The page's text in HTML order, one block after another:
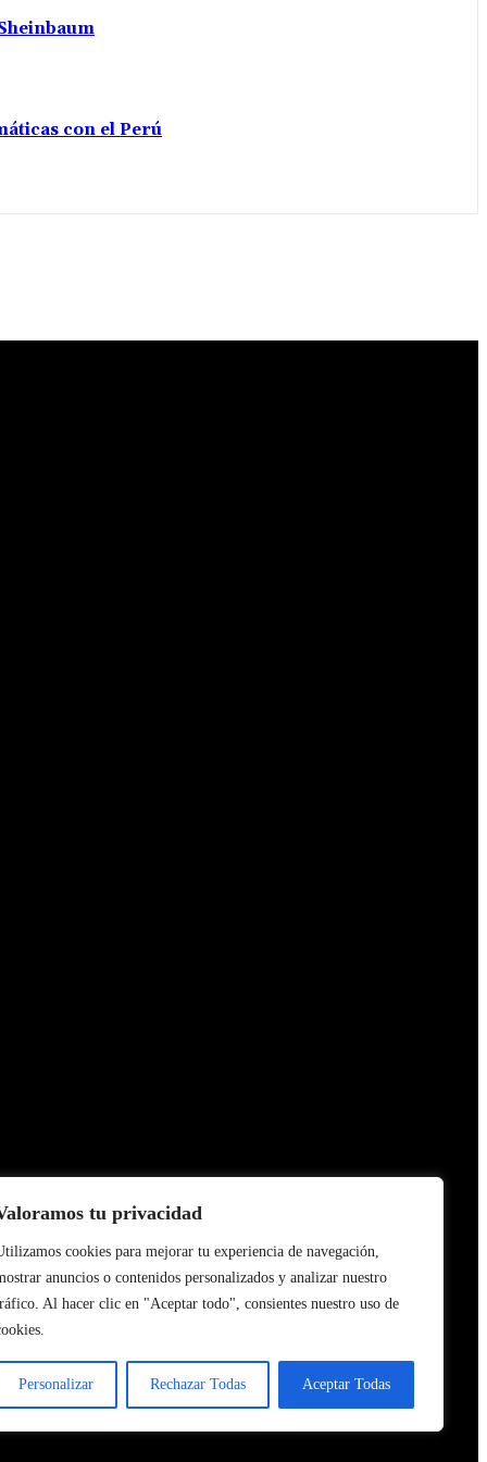
tu privacidad
cookies para mejorar tu experiencia de navegación,
anuncios o contenidos personalizados y analizar nuestro
Al hacer clic en "Aceptar todo", consientes nuestro uso de
Personalizar Rechazar Todas Aceptar Todas
con el Perú